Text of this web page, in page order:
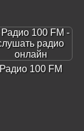
Радио 100 FM